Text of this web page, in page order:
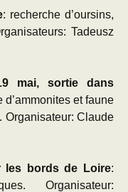
: recherche d’oursins,
Tadeusz
mai, sortie dans
d’ammonites et faune
Organisateur: Claude
les bords de Loire:
Organisateur: